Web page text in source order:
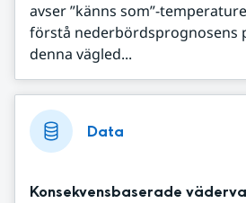
avser ”känns som”-
förstå nederbördsprognosens
denna vägled...
Data
Konsekvensbaserade